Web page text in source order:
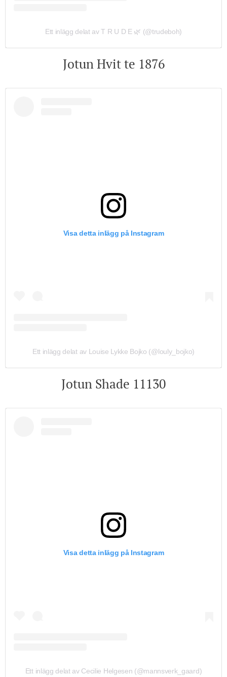
Ett inlägg delat av T R U D E 🌿 (@trudeboh)
Jotun Hvit te 1876
Visa detta inlägg på Instagram
Ett inlägg delat av Louise Lykke Bojko (@louly_bojko)
Jotun Shade 11130
Visa detta inlägg på Instagram
Ett inlägg delat av Cecilie Helgesen (@mannsverk_gaard)